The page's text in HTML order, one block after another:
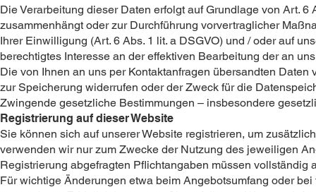
Die Verarbeitung dieser Daten erfolgt auf Grundlage von Art.
zusammenhängt oder zur Durchführung vorvertraglicher
Ihrer Einwilligung (Art. 6 Abs. 1 lit. a DSGVO) und / oder auf
berechtigtes Interesse an der effektiven Bearbeitung der an
Die von Ihnen an uns per Kontaktanfragen übersandten
zur Speicherung widerrufen oder der Zweck für die
Zwingende gesetzliche Bestimmungen – insbesondere
Registrierung auf dieser Website
Sie können sich auf unserer Website registrieren, um
verwenden wir nur zum Zwecke der Nutzung des jeweiligen
Registrierung abgefragten Pflichtangaben müssen
Für wichtige Änderungen etwa beim Angebotsumfang oder